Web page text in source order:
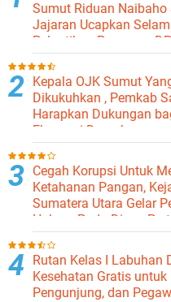
Sumut Riduan Naibaho
Jajaran Ucapkan
Pelantikan Pengurus
Binjai
Kepala OJK Sumut
Dikukuhkan , Pemkab
Harapkan Dukungan
Ekonomi Daerah
Cegah Korupsi Untuk
Ketahanan Pangan,
Sumatera Utara Gelar
Hukum Pada Dinas
Ketahanan Pangan
Rutan Kelas I Labuhan
Kesehatan Gratis
Pengunjung, dan